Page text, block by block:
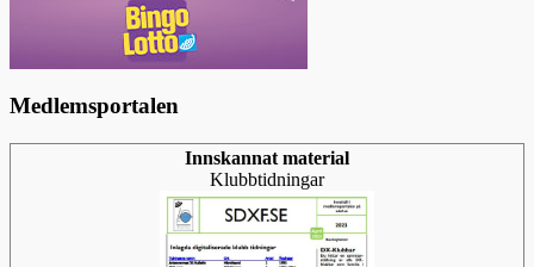
Medlemsportalen
Innskannat material
Klubbtidningar